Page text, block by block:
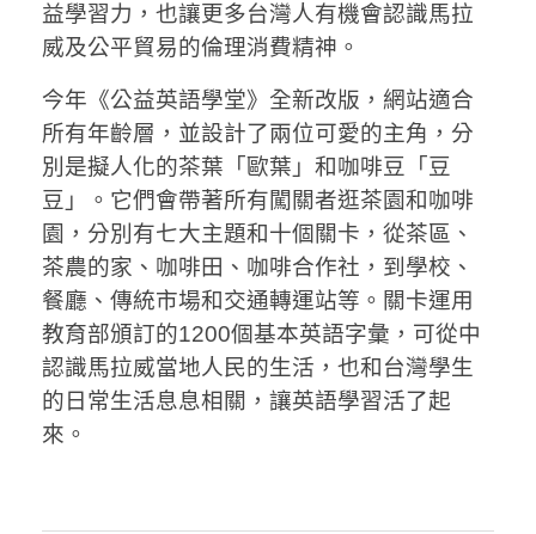
益學習力，也讓更多台灣人有機會認識馬拉
威及公平貿易的倫理消費精神。
今年《公益英語學堂》全新改版，網站適合
所有年齡層，並設計了兩位可愛的主角，分
別是擬人化的茶葉「歐葉」和咖啡豆「豆
豆」。它們會帶著所有闖關者逛茶園和咖啡
園，分別有七大主題和十個關卡，從茶區、
茶農的家、咖啡田、咖啡合作社，到學校、
餐廳、傳統市場和交通轉運站等。關卡運用
教育部頒訂的1200個基本英語字彙，可從中
認識馬拉威當地人民的生活，也和台灣學生
的日常生活息息相關，讓英語學習活了起
來。